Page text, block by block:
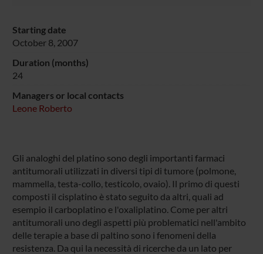
Starting date
October 8, 2007
Duration (months)
24
Managers or local contacts
Leone Roberto
Gli analoghi del platino sono degli importanti farmaci
antitumorali utilizzati in diversi tipi di tumore (polmone,
mammella, testa-collo, testicolo, ovaio). Il primo di questi
composti il cisplatino è stato seguito da altri, quali ad
esempio il carboplatino e l'oxaliplatino. Come per altri
antitumorali uno degli aspetti più problematici nell'ambito
delle terapie a base di paltino sono i fenomeni della
resistenza. Da qui la necessità di ricerche da un lato per